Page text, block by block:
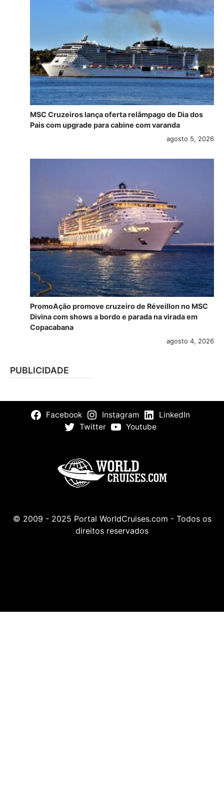
MSC Cruzeiros lança oferta relâmpago de Dia dos
Pais com upgrade para cabine com varanda
agosto 5, 2026
PromoAção promove cruzeiro de Réveillon no MSC
Divina com shows a bordo e parada na virada em
Copacabana
agosto 4, 2026
PUBLICIDADE
Facebook Instagram
LinkedIn
Twitter
Youtube
© 2009 - 2025 Portal WorldCruises.com - Todos os
direitos reservados